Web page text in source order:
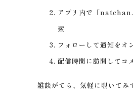
アプリ内で「
索
フォローして通知をオ
配信時間に訪問してコ
雑談がてら、気軽に覗いてみ